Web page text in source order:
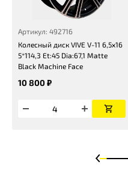
Артикул: 492716
Колесный диск VIVE V-11 6,5x16
5*114,3 Et:45 Dia:67,1 Matte
Black Machine Face
10 800 ₽